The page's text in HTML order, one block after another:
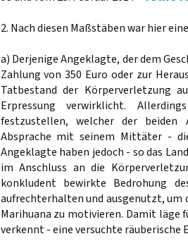
2. Nach diesen Maßstäben war hier
a) Derjenige Angeklagte, der dem
Zahlung von 350 Euro oder zur
Tatbestand der Körperverletzung
Erpressung verwirklicht.
festzustellen, welcher der
Absprache mit seinem Mittäter -
Angeklagte haben jedoch - so das
im Anschluss an die
konkludent bewirkte Bedrohung
aufrechterhalten und ausgenutzt, um
Marihuana zu motivieren. Damit läge
verkennt - eine versuchte räuberische